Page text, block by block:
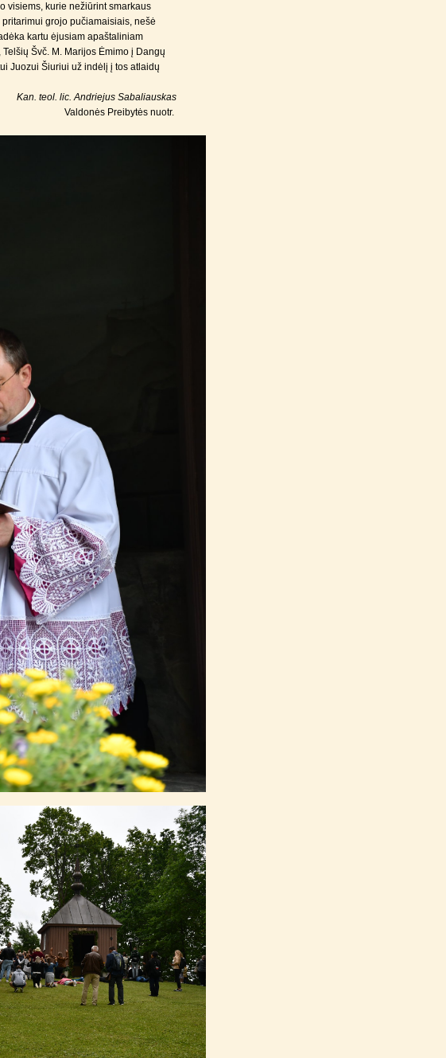
visiems, kurie nežiūrint smarkaus
grojo pučiamaisiais, nešė
kartu ėjusiam apaštaliniam
Švč. M. Marijos Ėmimo į Dangų
Juozui Šiuriui už indėlį į tos atlaidų
Kan. teol. lic. Andriejus Sabaliauskas
Valdonės Preibytės nuotr.